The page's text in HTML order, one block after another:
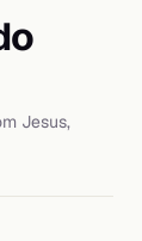
Jesus,